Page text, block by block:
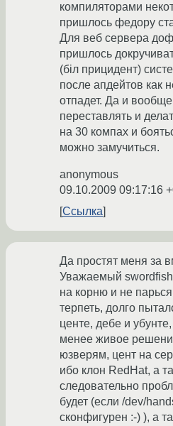
компиляторами
пришлось федору
Для веб сервера
пришлось
(біл прицидент)
после апдейтов как
отпадет. Да и
переставлять и
на 30 компах и
можно замучиться.
anonymous
09.10.2009 09:17:16
Ссылка
Да простят меня за
Уважаемый
на корню и не
терпеть, долго
центе, дебе и
менее живое
юзверям, цент на
ибо клон RedHat, а
следовательно
будет (если /dev/
сконфигурен :-) ), а